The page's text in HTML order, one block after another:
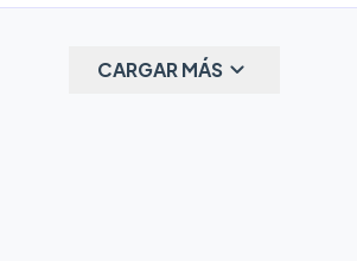
CARGAR MÁS keyboard_arrow_down